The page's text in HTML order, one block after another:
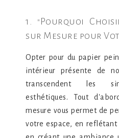
1. "Pourquoi
sur Mesure pour
Opter pour du papier
intérieur présente de
transcendent les
esthétiques. Tout
mesure vous permet de
votre espace, en